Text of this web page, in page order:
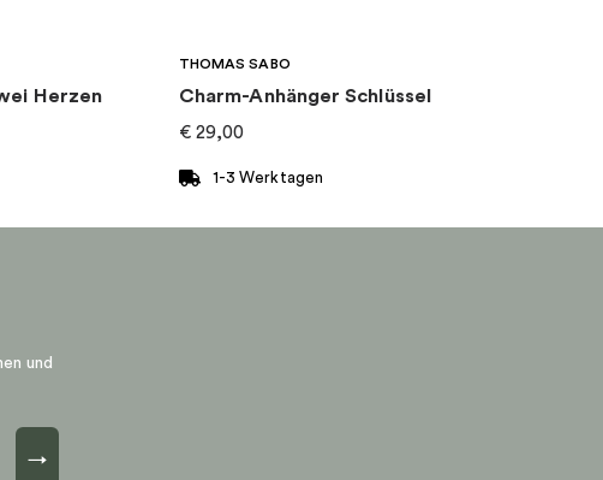
Herzen
THOMAS SABO
Charm-Anhänger Schlüssel
€ 29,00
1-3 Werktagen
und
→